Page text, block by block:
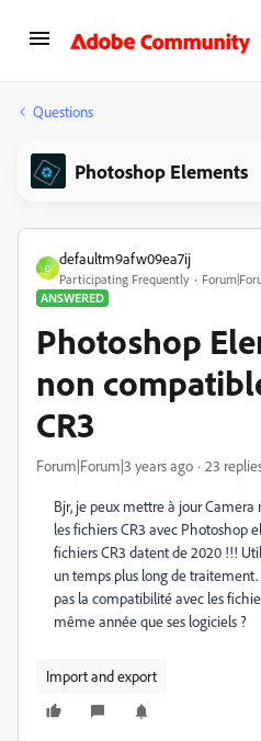
Questions
Photoshop Elements
D
defaultm9afw09ea7ij
Participating Frequently
ANSWERED
Photoshop
non
CR3
Forum|Forum|3 years ago 23
Bjr, je peux mettre à jour
les fichiers CR3 avec Photoshop
fichiers CR3 datent de 2020 !!!
un temps plus long de
pas la compatibilité avec les
même année que ses logiciels ?
Import and export